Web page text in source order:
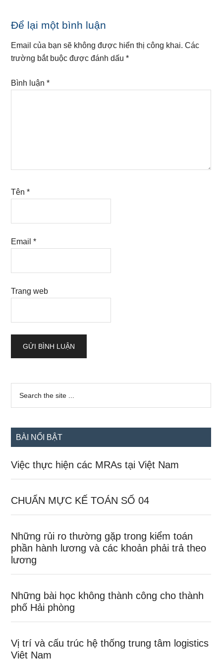
Reader
Interactions
Để lại một bình luận
Email của bạn sẽ không được hiển thị công khai. Các
trường bắt buộc được đánh dấu*
Bình luận*
Tên*
Email*
Trang web
Sidebar
chính
...
BÀI NỔI BẬT
Việc thực hiện các MRAs tại Việt Nam
CHUẨN MỰC KẾ TOÁN SỐ 04
Những rủi ro thường gặp trong kiểm toán
phần hành lương và các khoản phải trả theo
lương
Những bài học không thành công cho thành
phố Hải phòng
Vị trí và cấu trúc hệ thống trung tâm logistics
Việt Nam